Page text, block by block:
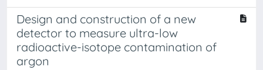
Design and construction of a new
detector to measure ultra-low
radioactive-isotope contamination of
argon